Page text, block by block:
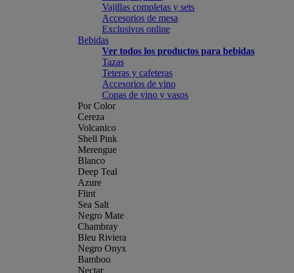
Vajillas completas y sets
Accesorios de mesa
Exclusivos online
Bebidas
Ver todos los productos para bebidas
Tazas
Teteras y cafeteras
Accesorios de vino
Copas de vino y vasos
Por Color
Cereza
Volcanico
Shell Pink
Merengue
Blanco
Deep Teal
Azure
Flint
Sea Salt
Negro Mate
Chambray
Bleu Riviera
Negro Onyx
Bamboo
Nectar